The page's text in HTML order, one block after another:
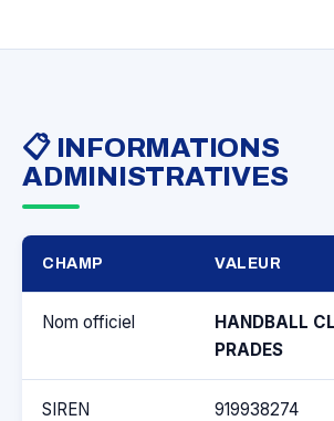
📋 INFORMATIONS
ADMINISTRATIVES
CHAMP VALEUR
Nom officiel
HANDBALL
PRADES
SIREN 919938274